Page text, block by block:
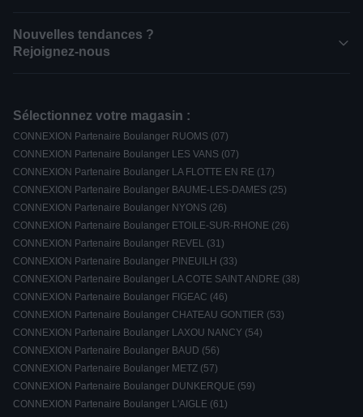
Nouvelles tendances ?
Rejoignez-nous
Sélectionnez votre magasin :
CONNEXION Partenaire Boulanger RUOMS (07)
CONNEXION Partenaire Boulanger LES VANS (07)
CONNEXION Partenaire Boulanger LA FLOTTE EN RE (17)
CONNEXION Partenaire Boulanger BAUME-LES-DAMES (25)
CONNEXION Partenaire Boulanger NYONS (26)
CONNEXION Partenaire Boulanger ETOILE-SUR-RHONE (26)
CONNEXION Partenaire Boulanger REVEL (31)
CONNEXION Partenaire Boulanger PINEUILH (33)
CONNEXION Partenaire Boulanger LA COTE SAINT ANDRE (38)
CONNEXION Partenaire Boulanger FIGEAC (46)
CONNEXION Partenaire Boulanger CHATEAU GONTIER (53)
CONNEXION Partenaire Boulanger LAXOU NANCY (54)
CONNEXION Partenaire Boulanger BAUD (56)
CONNEXION Partenaire Boulanger METZ (57)
CONNEXION Partenaire Boulanger DUNKERQUE (59)
CONNEXION Partenaire Boulanger L'AIGLE (61)